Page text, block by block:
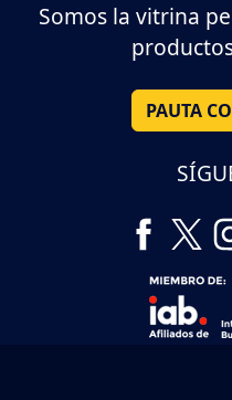
Somos la vitrina
PAUTA